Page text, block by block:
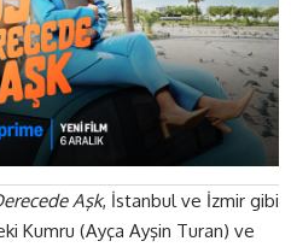
Aşk, İstanbul ve İzmir gibi
Kumru (Ayça Ayşin Turan) ve